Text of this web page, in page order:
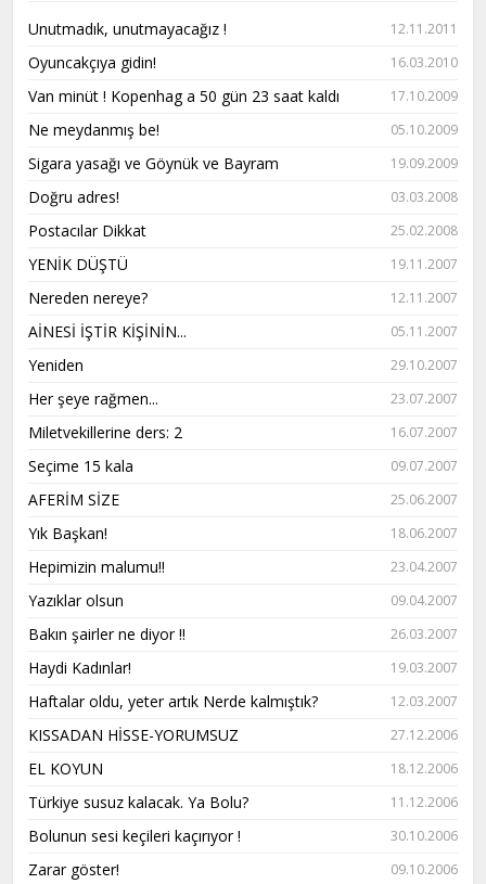
Unutmadık, unutmayacağız ! 12.11.2011
Oyuncakçıya gidin! 16.03.2010
Van minüt ! Kopenhag a 50 gün 23 saat kaldı 17.10.2009
Ne meydanmış be! 05.10.2009
Sigara yasağı ve Göynük ve Bayram 19.09.2009
Doğru adres! 03.03.2008
Postacılar Dikkat 25.02.2008
YENİK DÜŞTÜ 19.11.2007
Nereden nereye? 12.11.2007
AİNESİ İŞTİR KİŞİNİN... 05.11.2007
Yeniden 29.10.2007
Her şeye rağmen... 23.07.2007
Miletvekillerine ders: 2 16.07.2007
Seçime 15 kala 09.07.2007
AFERİM SİZE 25.06.2007
Yık Başkan! 18.06.2007
Hepimizin malumu!! 23.04.2007
Yazıklar olsun 09.04.2007
Bakın şairler ne diyor !! 26.03.2007
Haydi Kadınlar! 19.03.2007
Haftalar oldu, yeter artık Nerde kalmıştık? 12.03.2007
KISSADAN HİSSE-YORUMSUZ 27.12.2006
EL KOYUN 18.12.2006
Türkiye susuz kalacak. Ya Bolu? 11.12.2006
Bolunun sesi keçileri kaçırıyor ! 30.10.2006
Zarar göster! 09.10.2006